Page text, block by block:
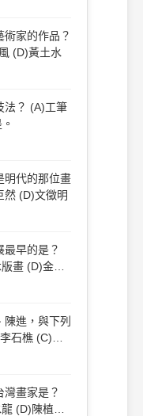
術家的作品？
(D)黃土水
工筆
明代的那位畫
昌 (B)沈周 (C)巨然 (D)文徵明
早的是？
陳進，與下列
灣畫家是？